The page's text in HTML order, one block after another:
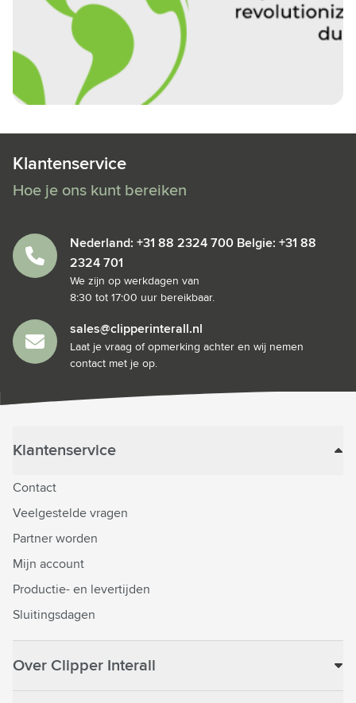
Klantenservice
Hoe je ons kunt bereiken
Nederland: +31 88 2324 700 Belgie: +31 88
2324 701
We zijn op werkdagen van
8:30 tot 17:00 uur bereikbaar.
sales@clipperinterall.nl
Laat je vraag of opmerking achter en wij nemen
contact met je op.
Klantenservice
Contact
Veelgestelde vragen
Partner worden
Mijn account
Productie- en levertijden
Sluitingsdagen
Over Clipper Interall